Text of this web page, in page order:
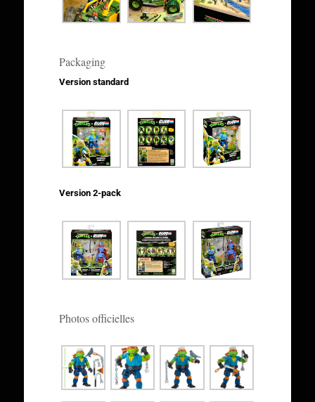
Packaging
Version standard
Version 2-pack
Photos officielles